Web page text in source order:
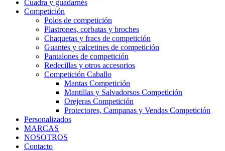
Cuadra y guadarnés
Competición
Polos de competición
Plastrones, corbatas y broches
Chaquetas y fracs de competición
Guantes y calcetines de competición
Pantalones de competición
Redecillas y otros accesorios
Competición Caballo
Mantas Competición
Mantillas y Salvadorsos Competición
Orejeras Competición
Protectores, Campanas y Vendas Competición
Personalizados
MARCAS
NOSOTROS
Contacto